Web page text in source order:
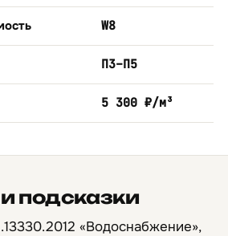
W8
П3–П5
5 300 ₽/м³
подсказки
«Водоснабжение»,